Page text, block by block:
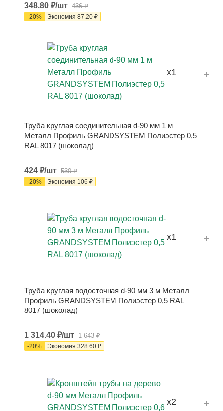
348.80 ₽/шт 436₽
-20% Экономия 87.20 ₽
x1
Труба круглая соединительная d-90 мм 1 м
Металл Профиль GRANDSYSTEM Полиэстер 0,5
RAL 8017 (шоколад)
424 ₽/шт 530₽
-20% Экономия 106 ₽
x1
Труба круглая водосточная d-90 мм 3 м Металл
Профиль GRANDSYSTEM Полиэстер 0,5 RAL
8017 (шоколад)
1 314.40 ₽/шт 1 643₽
-20% Экономия 328.60 ₽
x2